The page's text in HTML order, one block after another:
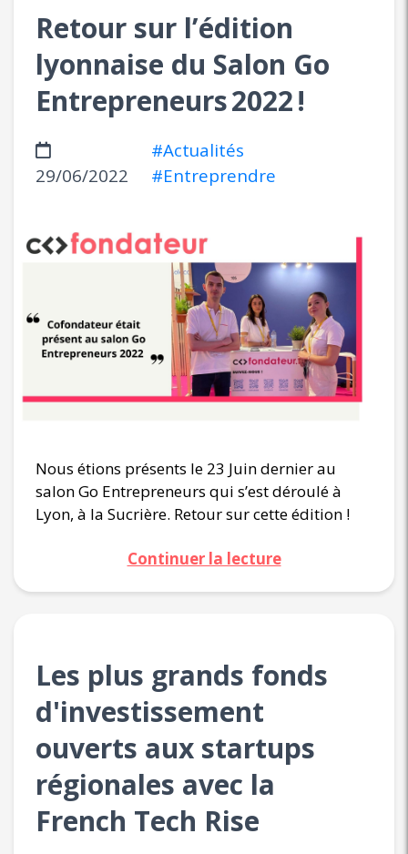
Retour sur l’édition
lyonnaise du Salon Go
Entrepreneurs 2022 !
29/06/2022
#Actualités
#Entreprendre
Nous étions présents le 23 Juin dernier au
salon Go Entrepreneurs qui s’est déroulé à
Lyon, à la Sucrière. Retour sur cette édition !
Continuer la lecture
Les plus grands fonds
d'investissement
ouverts aux startups
régionales avec la
French Tech Rise